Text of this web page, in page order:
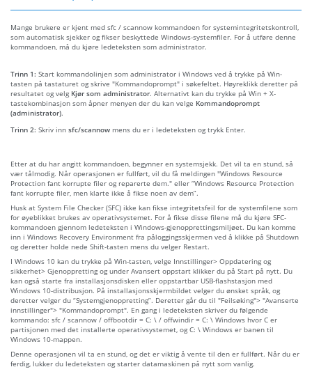
Mange brukere er kjent med sfc / scannow kommandoen for systemintegritetskontroll,
som automatisk sjekker og fikser beskyttede Windows-systemfiler. For å utføre denne
kommandoen, må du kjøre ledeteksten som administrator.
Trinn 1: Start kommandolinjen som administrator i Windows ved å trykke på Win-
tasten på tastaturet og skrive "Kommandoprompt" i søkefeltet. Høyreklikk deretter på
resultatet og velg Kjør som administrator. Alternativt kan du trykke på Win + X-
tastekombinasjon som åpner menyen der du kan velge Kommandoprompt
(administrator).
Trinn 2: Skriv inn sfc/scannow mens du er i ledeteksten og trykk Enter.
Etter at du har angitt kommandoen, begynner en systemsjekk. Det vil ta en stund, så
vær tålmodig. Når operasjonen er fullført, vil du få meldingen "Windows Resource
Protection fant korrupte filer og reparerte dem." eller “Windows Resource Protection
fant korrupte filer, men klarte ikke å fikse noen av dem”.
Husk at System File Checker (SFC) ikke kan fikse integritetsfeil for de systemfilene som
for øyeblikket brukes av operativsystemet. For å fikse disse filene må du kjøre SFC-
kommandoen gjennom ledeteksten i Windows-gjenopprettingsmiljøet. Du kan komme
inn i Windows Recovery Environment fra påloggingsskjermen ved å klikke på Shutdown
og deretter holde nede Shift-tasten mens du velger Restart.
I Windows 10 kan du trykke på Win-tasten, velge Innstillinger> Oppdatering og
sikkerhet> Gjenoppretting og under Avansert oppstart klikker du på Start på nytt. Du
kan også starte fra installasjonsdisken eller oppstartbar USB-flashstasjon med
Windows 10-distribusjon. På installasjonsskjermbildet velger du ønsket språk, og
deretter velger du “Systemgjenoppretting”. Deretter går du til "Feilsøking"> "Avanserte
innstillinger"> "Kommandoprompt". En gang i ledeteksten skriver du følgende
kommando: sfc / scannow / offbootdir = C: \ / offwindir = C: \ Windows hvor C er
partisjonen med det installerte operativsystemet, og C: \ Windows er banen til
Windows 10-mappen.
Denne operasjonen vil ta en stund, og det er viktig å vente til den er fullført. Når du er
ferdig, lukker du ledeteksten og starter datamaskinen på nytt som vanlig.